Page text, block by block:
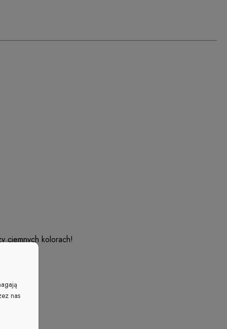
ciemnych kolorach!
nas